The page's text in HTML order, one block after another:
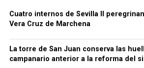
CCOO sostiene que estos
demuestran que no faltan
campo, sino empleos con
suficientemente atractivas. El
Cuatro internos de Sevilla II
Vera Cruz de Marchena
La torre de San Juan conserva las
campanario anterior a la reforma del